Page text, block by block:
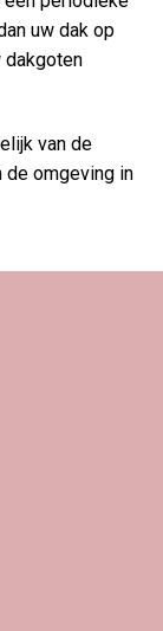
uw dak op
dakgoten
van de
de omgeving in